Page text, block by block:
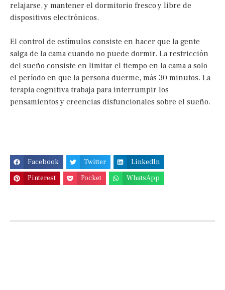
relajarse, y mantener el dormitorio fresco y libre de
dispositivos electrónicos.
El control de estímulos consiste en hacer que la gente
salga de la cama cuando no puede dormir. La restricción
del sueño consiste en limitar el tiempo en la cama a solo
el período en que la persona duerme, más 30 minutos. La
terapia cognitiva trabaja para interrumpir los
pensamientos y creencias disfuncionales sobre el sueño.
Facebook Twitter
LinkedIn
Pinterest
Pocket WhatsApp